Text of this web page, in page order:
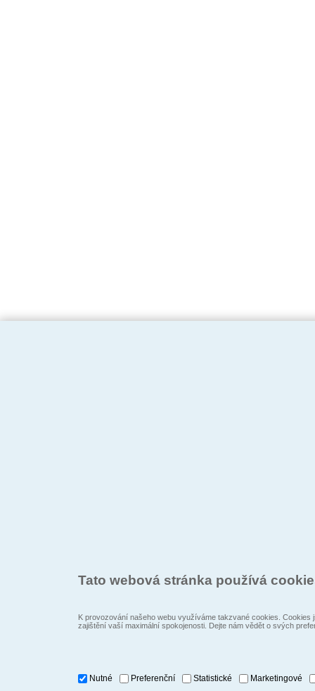
Tato webová stránka používá
K provozování našeho webu využíváme takzvané cookies.
zajištění vaší maximální spokojenosti. Dejte nám vědět o svých
Nutné Preferenční Statistické Marketingové